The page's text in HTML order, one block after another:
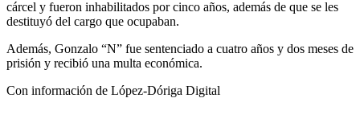
cárcel y fueron inhabilitados por cinco años, además de que se les
destituyó del cargo que ocupaban.
Además, Gonzalo “N” fue sentenciado a cuatro años y dos meses de
prisión y recibió una multa económica.
Con información de López-Dóriga Digital